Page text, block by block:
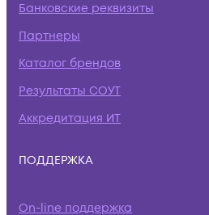
Банковские реквизиты
Партнеры
Каталог брендов
Результаты СОУТ
Аккредитация ИТ
ПОДДЕРЖКА
On-line поддержка